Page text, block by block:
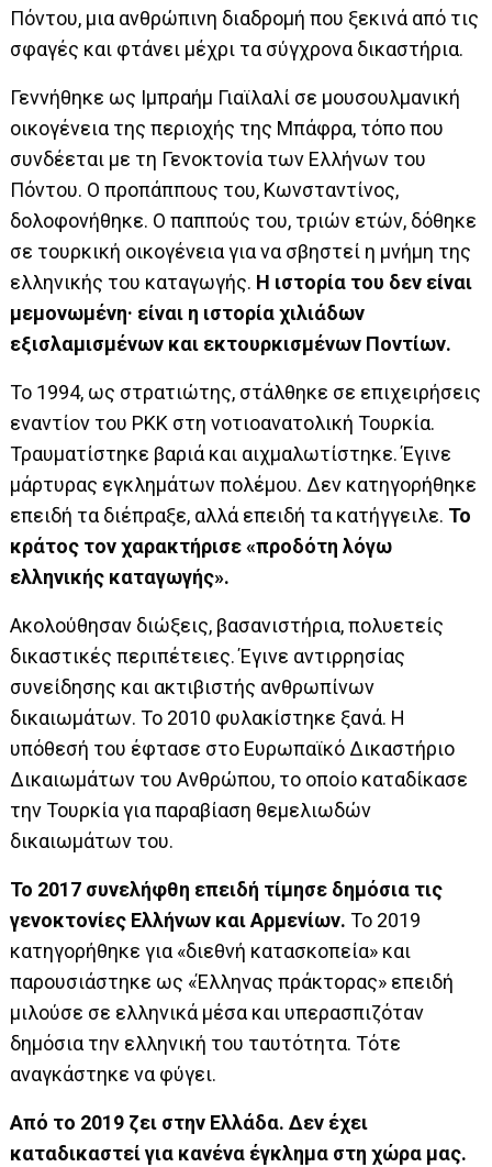
Πόντου, μια ανθρώπινη διαδρομή που ξεκινά από τις
σφαγές και φτάνει μέχρι τα σύγχρονα δικαστήρια.
Γεννήθηκε ως Ιμπραήμ Γιαϊλαλί σε μουσουλμανική
οικογένεια της περιοχής της Μπάφρα, τόπο που
συνδέεται με τη Γενοκτονία των Ελλήνων του
Πόντου. Ο προπάππους του, Κωνσταντίνος,
δολοφονήθηκε. Ο παππούς του, τριών ετών, δόθηκε
σε τουρκική οικογένεια για να σβηστεί η μνήμη της
ελληνικής του καταγωγής. Η ιστορία του δεν είναι
μεμονωμένη· είναι η ιστορία χιλιάδων
εξισλαμισμένων και εκτουρκισμένων Ποντίων.
Το 1994, ως στρατιώτης, στάλθηκε σε επιχειρήσεις
εναντίον του PKK στη νοτιοανατολική Τουρκία.
Τραυματίστηκε βαριά και αιχμαλωτίστηκε. Έγινε
μάρτυρας εγκλημάτων πολέμου. Δεν κατηγορήθηκε
επειδή τα διέπραξε, αλλά επειδή τα κατήγγειλε. Το
κράτος τον χαρακτήρισε «προδότη λόγω
ελληνικής καταγωγής».
Ακολούθησαν διώξεις, βασανιστήρια, πολυετείς
δικαστικές περιπέτειες. Έγινε αντιρρησίας
συνείδησης και ακτιβιστής ανθρωπίνων
δικαιωμάτων. Το 2010 φυλακίστηκε ξανά. Η
υπόθεσή του έφτασε στο Ευρωπαϊκό Δικαστήριο
Δικαιωμάτων του Ανθρώπου, το οποίο καταδίκασε
την Τουρκία για παραβίαση θεμελιωδών
δικαιωμάτων του.
Το 2017 συνελήφθη επειδή τίμησε δημόσια τις
γενοκτονίες Ελλήνων και Αρμενίων. Το 2019
κατηγορήθηκε για «διεθνή κατασκοπεία» και
παρουσιάστηκε ως «Έλληνας πράκτορας» επειδή
μιλούσε σε ελληνικά μέσα και υπερασπιζόταν
δημόσια την ελληνική του ταυτότητα. Τότε
αναγκάστηκε να φύγει.
Από το 2019 ζει στην Ελλάδα. Δεν έχει
καταδικαστεί για κανένα έγκλημα στη χώρα μας.